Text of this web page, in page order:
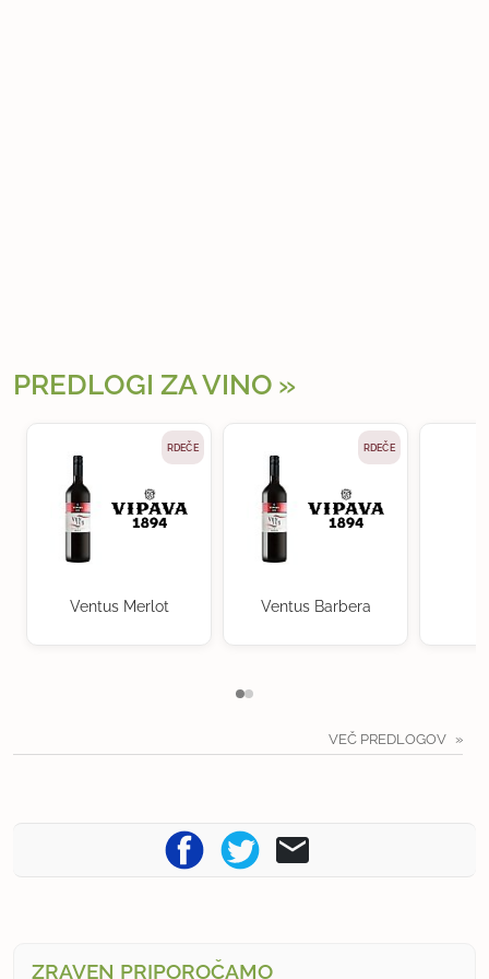
PREDLOGI ZA VINO
RDEČE
Ventus Merlot
RDEČE
Ventus Barbera
VEČ PREDLOGOV
ZRAVEN PRIPOROČAMO